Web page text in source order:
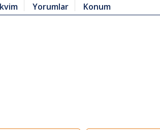
Yorumlar Konum